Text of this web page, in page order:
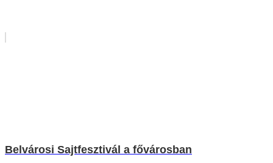
Belvárosi Sajtfesztivál a fővárosban